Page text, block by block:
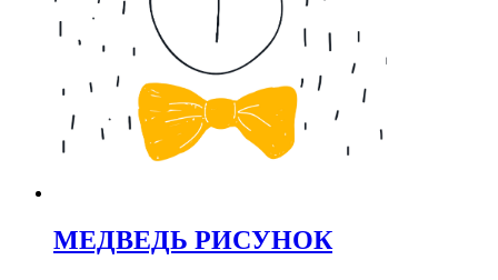
МЕДВЕДЬ РИСУНОК